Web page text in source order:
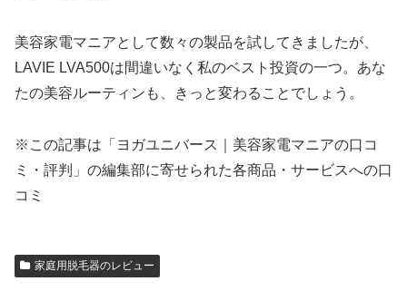
美容家電マニアとして数々の製品を試してきましたが、
LAVIE LVA500は間違いなく私のベスト投資の一つ。あな
たの美容ルーティンも、きっと変わることでしょう。
※この記事は「ヨガユニバース｜美容家電マニアの口コ
ミ・評判」の編集部に寄せられた各商品・サービスへの口
コミ
家庭用脱毛器のレビュー